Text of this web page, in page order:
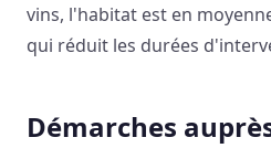
vins, l'habitat est en
qui réduit les durées
Démarches